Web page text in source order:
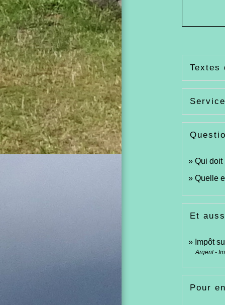
Textes
Qui doit
Quelle
Et
Impôt
Argent -
Pour